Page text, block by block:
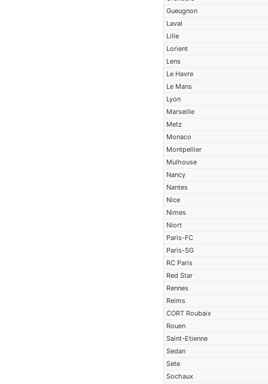
Gueugnon
Laval
Lille
Lorient
Lens
Le Havre
Le Mans
Lyon
Marseille
Metz
Monaco
Montpellier
Mulhouse
Nancy
Nantes
Nice
Nimes
Niort
Paris-FC
Paris-SG
RC Paris
Red Star
Rennes
Reims
CORT Roubaix
Rouen
Saint-Etienne
Sedan
Sete
Sochaux